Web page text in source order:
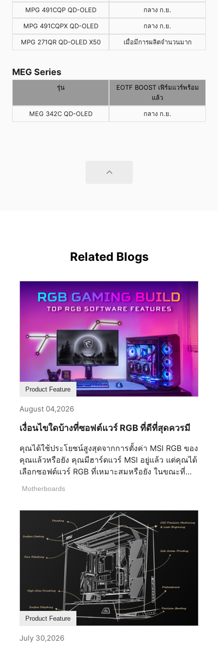
MPG 491CQP QD-OLED กลาง ก.ย.
MPG 491CQPX QD-OLED กลาง ก.ย.
MPG 271QR QD-OLED X50 เมื่อมีการผลิตจำนวนมาก
MEG Series
รุ่น
EOTF BOOST เฟิร์มแวร์พร้อม
แล้ว
MEG 342C QD-OLED กลาง ก.ย.
Related Blogs
Product Feature
August 04,2026
เงื่อนไขใดบ้างที่ซอฟต์แวร์ RGB ที่ดีที่สุดควรมี
คุณได้ใช้ประโยชน์สูงสุดจากการตั้งค่า MSI RGB ของ
คุณแล้วหรือยัง คุณมีฮาร์ดแวร์ MSI อยู่แล้ว แต่คุณได้
เลือกซอฟต์แวร์ RGB ที่เหมาะสมหรือยัง ในขณะที่
สามารถช่วยให้คุณใช้ประโยชน์เต็มที่จากระบบนิเวศ
MSI หลีกเลี่ยงความซับซ้อนในการตั้งค่าที่ไม่จำเป็น
หรือแม้กระทั่งปรับปรุงประสิทธิภาพของเครื่อง
คอมพิวเตอร์เกม RGB ของคุณ ซอฟต์แวร์ RGB ที่ดี
ที่สุดควรช่วยเพิ่มประสบการณ์ของคุณ ไม่ใช่เป็น
อุปสรรค ทำให้การเลือกของคุณเป็นเรื่องสำคัญ อะไร
คือเงื่อนไขสำคัญ 5 ประการที่กำหนดซอฟต์แวร์ RGB
ที่ดีที่สุด? 1. ซอฟต์แวร์รองรับการใช้งานร่วมกัน
ระหว่างอุปกรณ์ต่าง ๆ ได้หรือไม่ ซอฟต์แวร์รองรับ
การใช้งานร่วมกันอย่างราบรื่นระหว่างอุปกรณ์หลาย
ชิ้นหรือไม่ ซอฟต์แวร์ RGB ที่ดีที่สุด ควรอนุญาตให้ผู้
Motherboards
Product Feature
July 30,2026